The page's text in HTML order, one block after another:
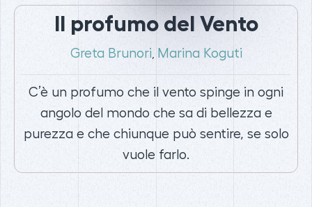
Il profumo del Vento
Greta Brunori, Marina Koguti
C’è un profumo che il vento spinge in ogni
angolo del mondo che sa di bellezza e
purezza e che chiunque può sentire, se solo
vuole farlo.